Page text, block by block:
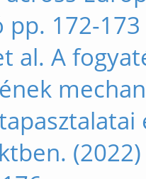
pp. 172-173
al. A